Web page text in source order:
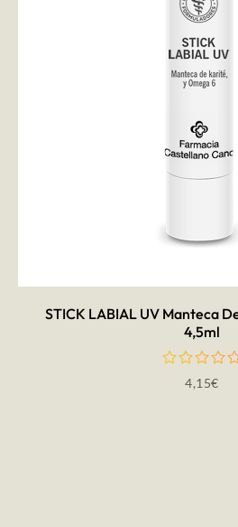
STICK LABIAL UV Manteca
4,5ml
4,15€